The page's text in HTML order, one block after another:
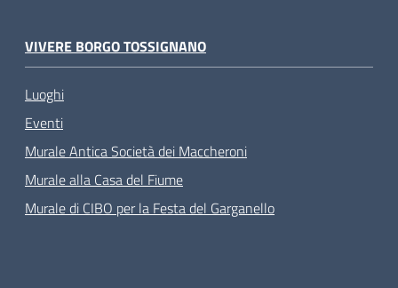
VIVERE BORGO TOSSIGNANO
Luoghi
Eventi
Murale Antica Società dei Maccheroni
Murale alla Casa del Fiume
Murale di CIBO per la Festa del Garganello